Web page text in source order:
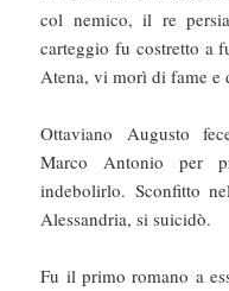
col nemico, il re
carteggio fu costretto a
Atena, vi morì di fame e
Ottaviano Augusto
Marco Antonio per
indebolirlo. Sconfitto
Alessandria, si suicidò.
Fu il primo romano a